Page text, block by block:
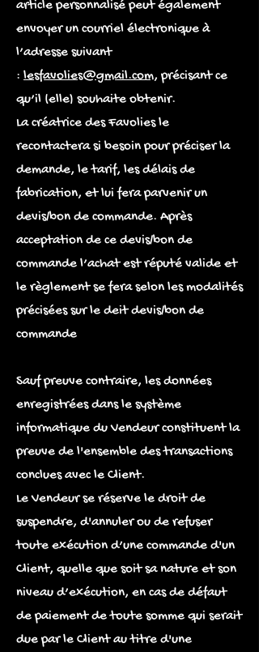
article personnalisé peut également
envoyer un courriel électronique à
l’adresse suivant
: lesfavolies@gmail.com, précisant ce
qu’il (elle) souhaite obtenir.
La créatrice des Favolies le
recontactera si besoin pour préciser la
demande, le tarif, les délais de
fabrication, et lui fera parvenir un
devis/bon de commande. Après
acceptation de ce devis/bon de
commande l’achat est réputé valide et
le règlement se fera selon les modalités
précisées sur le deit devis/bon de
commande
Sauf preuve contraire, les données
enregistrées dans le système
informatique du Vendeur constituent la
preuve de l'ensemble des transactions
conclues avec le Client.
Le Vendeur se réserve le droit de
suspendre, d'annuler ou de refuser
toute exécution d’une commande d'un
Client, quelle que soit sa nature et son
niveau d’exécution, en cas de défaut
de paiement de toute somme qui serait
due par le Client au titre d'une